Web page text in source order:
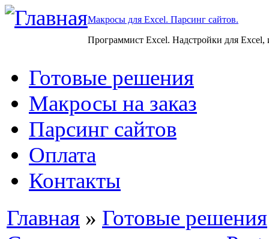
Макросы для Excel. Парсинг сайтов.
Программист Excel. Надстройки для Excel,
Готовые решения
Макросы на заказ
Парсинг сайтов
Оплата
Контакты
Главная » Готовые решения